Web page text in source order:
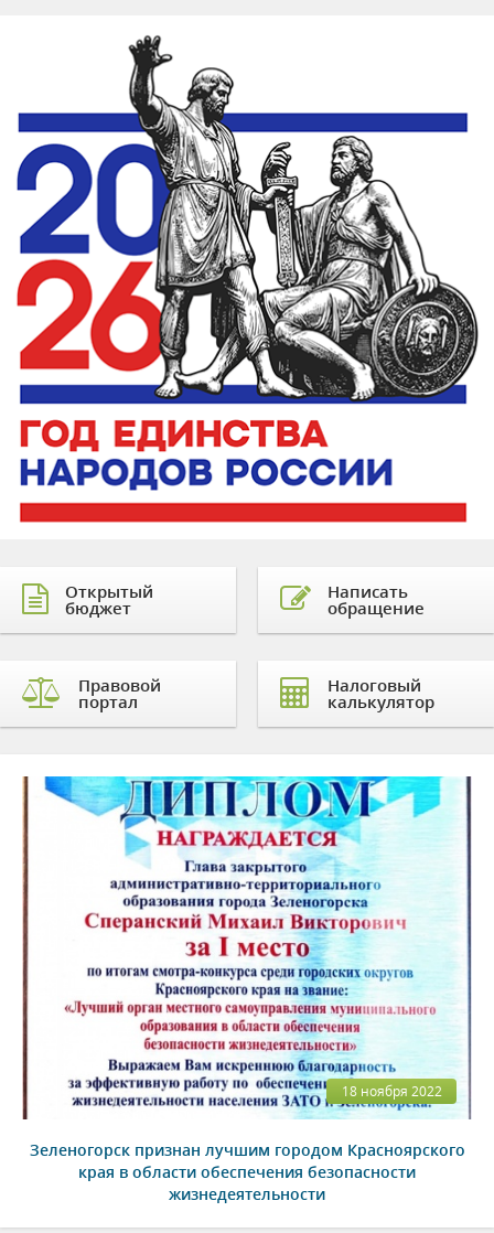
Открытый
бюджет
Правовой
портал
Написать
обращение
Налоговый
калькулятор
18 ноября 2022
Зеленогорск признан лучшим городом Красноярского
края в области обеспечения безопасности
жизнедеятельности